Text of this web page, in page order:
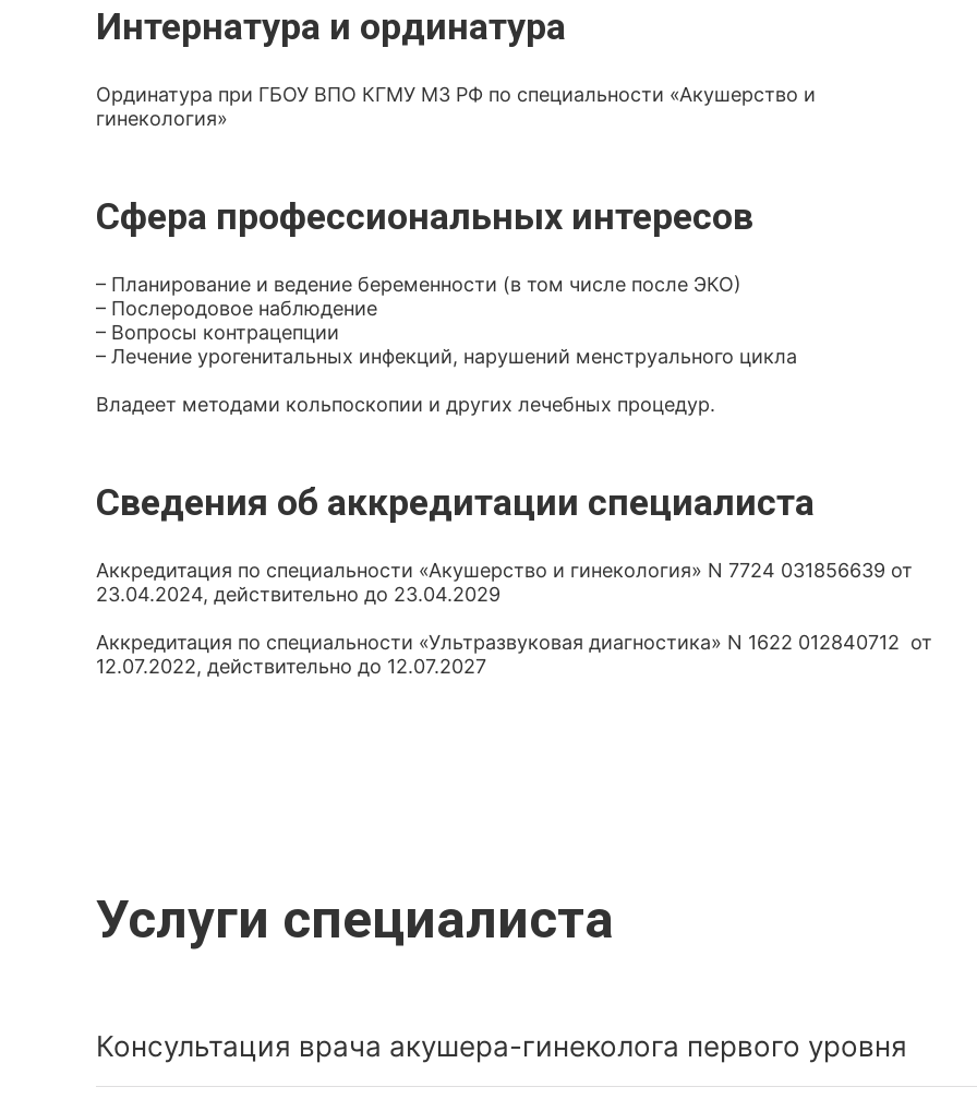
Интернатура и ординатура
Ординатура при ГБОУ ВПО КГМУ МЗ РФ по специальности «Акушерство и
гинекология»
Сфера профессиональных интересов
– Планирование и ведение беременности (в том числе после ЭКО)
– Послеродовое наблюдение
– Вопросы контрацепции
– Лечение урогенитальных инфекций, нарушений менструального цикла
Владеет методами кольпоскопии и других лечебных процедур.
Сведения об аккредитации специалиста
Аккредитация по специальности «Акушерство и гинекология» N 7724 031856639 от
23.04.2024, действительно до 23.04.2029
Аккредитация по специальности «Ультразвуковая диагностика» N 1622 012840712 от
12.07.2022, действительно до 12.07.2027
Услуги специалиста
Консультация врача акушера-гинеколога первого уровня